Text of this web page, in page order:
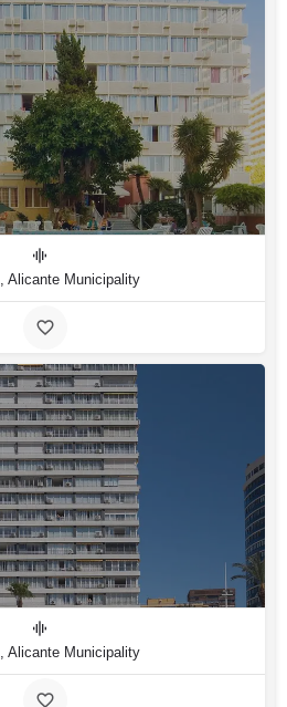
Alicante Municipality
Alicante Municipality